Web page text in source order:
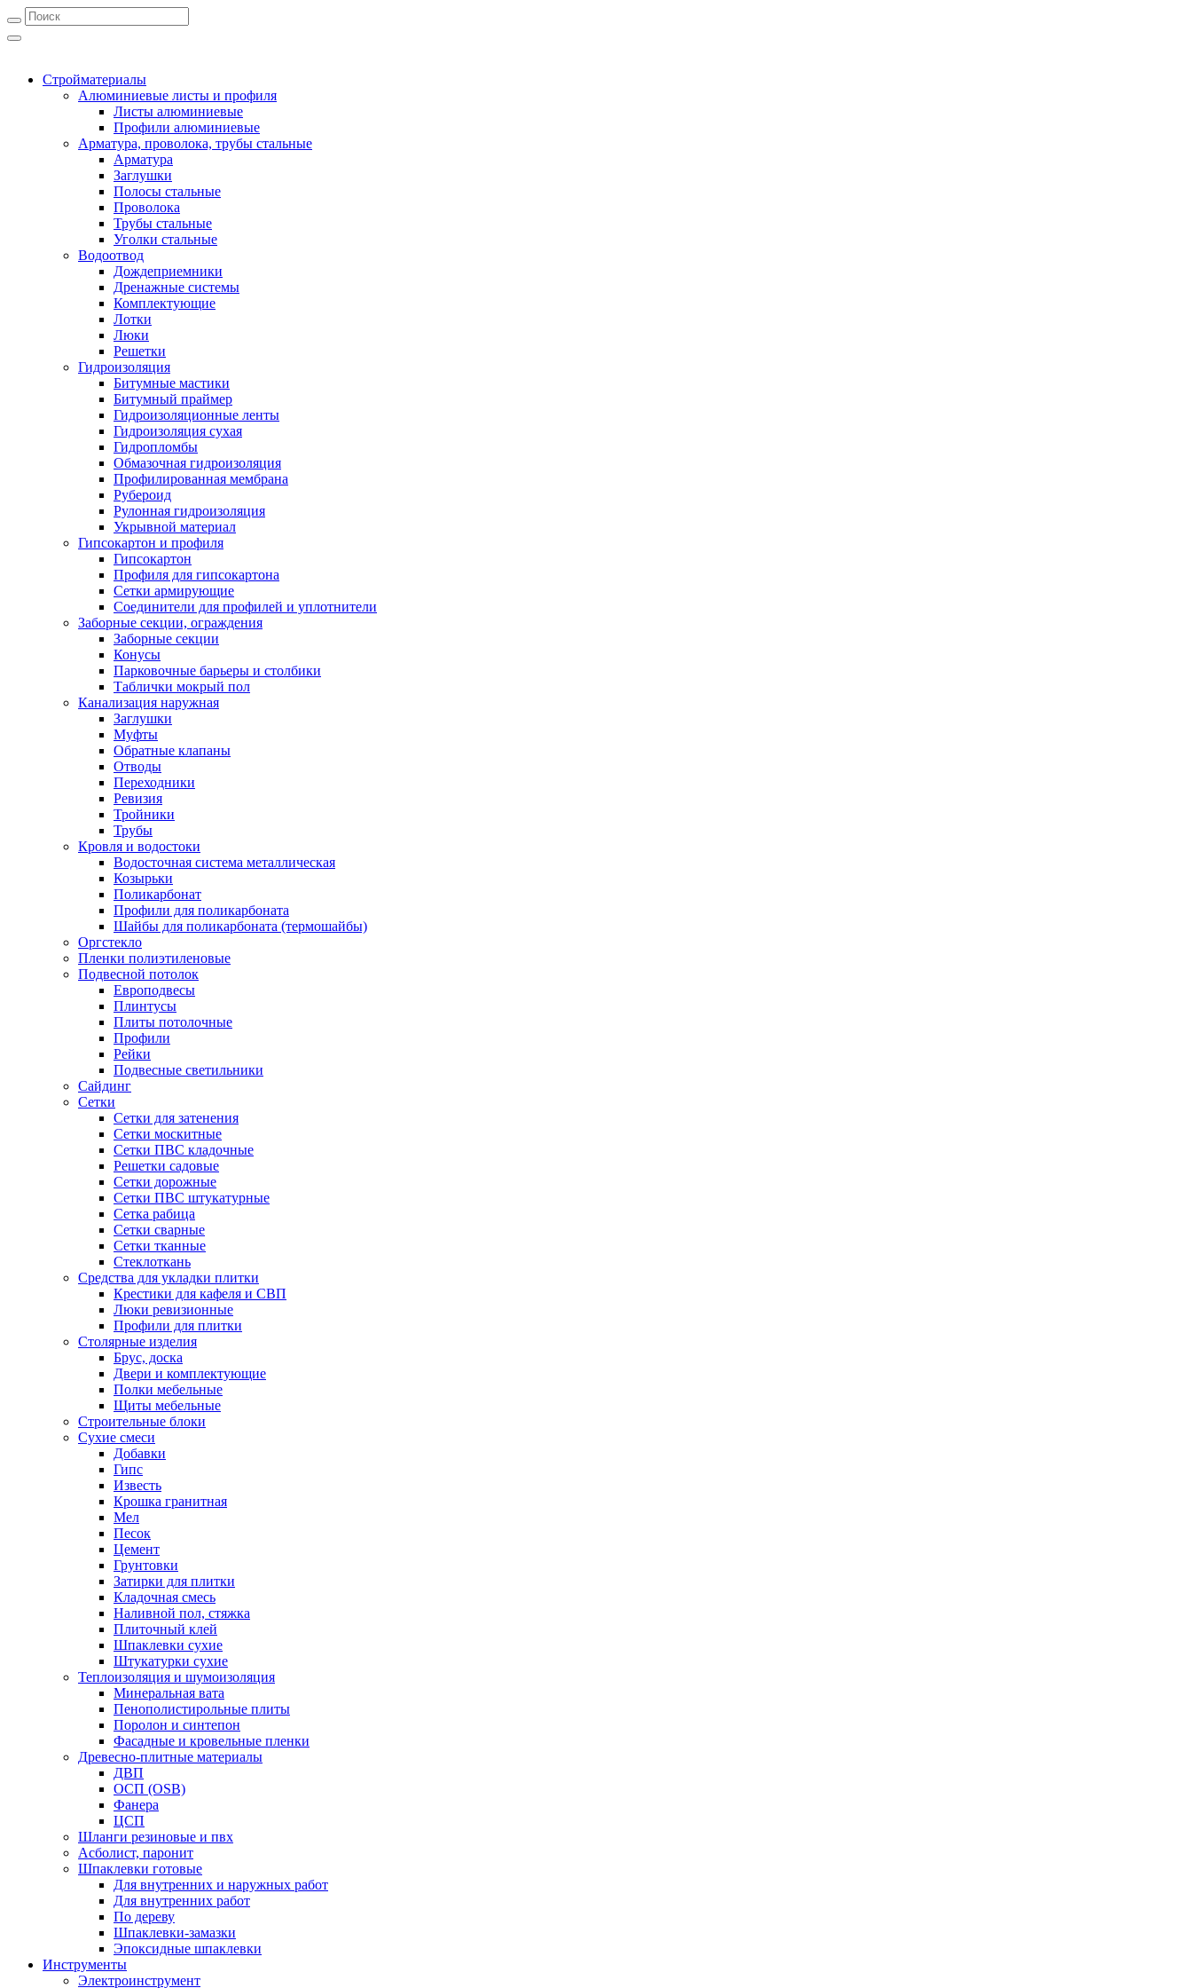
Стройматериалы
Алюминиевые листы и профиля
Листы алюминиевые
Профили алюминиевые
Арматура, проволока, трубы стальные
Арматура
Заглушки
Полосы стальные
Проволока
Трубы стальные
Уголки стальные
Водоотвод
Дождеприемники
Дренажные системы
Комплектующие
Лотки
Люки
Решетки
Гидроизоляция
Битумные мастики
Битумный праймер
Гидроизоляционные ленты
Гидроизоляция сухая
Гидропломбы
Обмазочная гидроизоляция
Профилированная мембрана
Рубероид
Рулонная гидроизоляция
Укрывной материал
Гипсокартон и профиля
Гипсокартон
Профиля для гипсокартона
Сетки армирующие
Соединители для профилей и уплотнители
Заборные секции, ограждения
Заборные секции
Конусы
Парковочные барьеры и столбики
Таблички мокрый пол
Канализация наружная
Заглушки
Муфты
Обратные клапаны
Отводы
Переходники
Ревизия
Тройники
Трубы
Кровля и водостоки
Водосточная система металлическая
Козырьки
Поликарбонат
Профили для поликарбоната
Шайбы для поликарбоната (термошайбы)
Оргстекло
Пленки полиэтиленовые
Подвесной потолок
Европодвесы
Плинтусы
Плиты потолочные
Профили
Рейки
Подвесные светильники
Сайдинг
Сетки
Сетки для затенения
Сетки москитные
Сетки ПВС кладочные
Решетки садовые
Сетки дорожные
Сетки ПВС штукатурные
Сетка рабица
Сетки сварные
Сетки тканные
Стеклоткань
Средства для укладки плитки
Крестики для кафеля и СВП
Люки ревизионные
Профили для плитки
Столярные изделия
Брус, доска
Двери и комплектующие
Полки мебельные
Щиты мебельные
Строительные блоки
Сухие смеси
Добавки
Гипс
Известь
Крошка гранитная
Мел
Песок
Цемент
Грунтовки
Затирки для плитки
Кладочная смесь
Наливной пол, стяжка
Плиточный клей
Шпаклевки сухие
Штукатурки сухие
Теплоизоляция и шумоизоляция
Минеральная вата
Пенополистирольные плиты
Поролон и синтепон
Фасадные и кровельные пленки
Древесно-плитные материалы
ДВП
ОСП (OSB)
Фанера
ЦСП
Шланги резиновые и пвх
Асболист, паронит
Шпаклевки готовые
Для внутренних и наружных работ
Для внутренних работ
По дереву
Шпаклевки-замазки
Эпоксидные шпаклевки
Инструменты
Электроинструмент